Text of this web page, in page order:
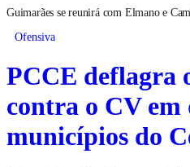
Guimarães se reunirá com Elmano e
Ofensiva
PCCE deflagra
contra o CV em
municípios do